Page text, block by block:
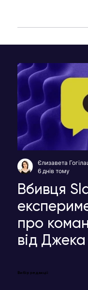
Вбивця
про
від
Єлизавета
6 днів тому
Вибір редакції